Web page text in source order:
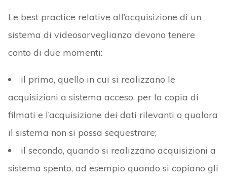
Le best practice relative all’acquisizione di un
sistema di videosorveglianza devono tenere
conto di due momenti:
il primo, quello in cui si realizzano le
acquisizioni a sistema acceso, per la copia di
filmati e l’acquisizione dei dati rilevanti o qualora
il sistema non si possa sequestrare;
il secondo, quando si realizzano acquisizioni a
sistema spento, ad esempio quando si copiano gli